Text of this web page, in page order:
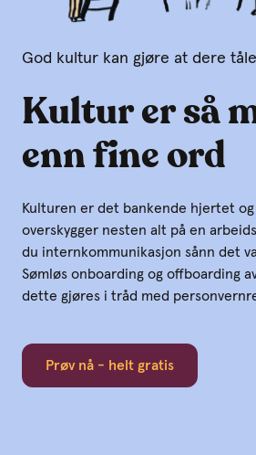
God kultur kan gjøre at dere
Kultur er så
enn fine ord
Kulturen er det bankende hjertet
overskygger nesten alt på en
du internkommunikasjon sånn det
Sømløs onboarding og offboarding
dette gjøres i tråd med
Prøv nå - helt gratis